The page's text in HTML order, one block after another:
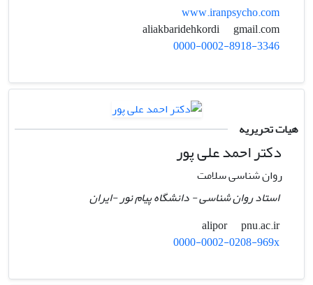
www.iranpsycho.com
gmail.com
0000-0002-8918-3346
هیات تحریریه
دکتر احمد علی پور
روان شناسی سلامت
استاد روان شناسی - دانشگاه پیام نور -ایران
alipor
pnu.ac.ir
0000-0002-0208-969x